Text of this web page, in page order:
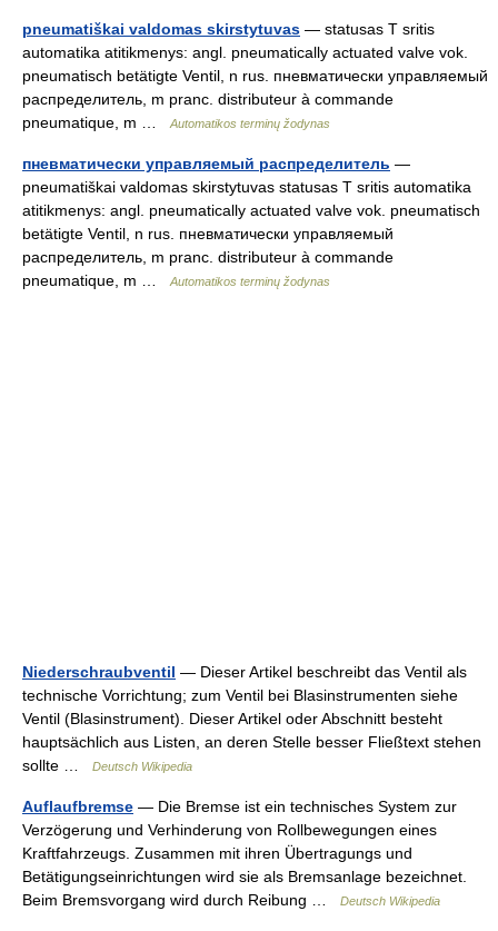
pneumatiškai valdomas skirstytuvas — statusas T sritis
automatika atitikmenys: angl. pneumatically actuated valve vok.
pneumatisch betätigte Ventil, n rus. пневматически управляемый
распределитель, m pranc. distributeur à commande
pneumatique, m …
Automatikos terminų žodynas
пневматически управляемый распределитель —
pneumatiškai valdomas skirstytuvas statusas T sritis automatika
atitikmenys: angl. pneumatically actuated valve vok. pneumatisch
betätigte Ventil, n rus. пневматически управляемый
распределитель, m pranc. distributeur à commande
pneumatique, m …
Automatikos terminų žodynas
Niederschraubventil — Dieser Artikel beschreibt das Ventil als
technische Vorrichtung; zum Ventil bei Blasinstrumenten siehe
Ventil (Blasinstrument). Dieser Artikel oder Abschnitt besteht
hauptsächlich aus Listen, an deren Stelle besser Fließtext stehen
sollte …
Deutsch Wikipedia
Auflaufbremse — Die Bremse ist ein technisches System zur
Verzögerung und Verhinderung von Rollbewegungen eines
Kraftfahrzeugs. Zusammen mit ihren Übertragungs und
Betätigungseinrichtungen wird sie als Bremsanlage bezeichnet.
Beim Bremsvorgang wird durch Reibung …
Deutsch Wikipedia